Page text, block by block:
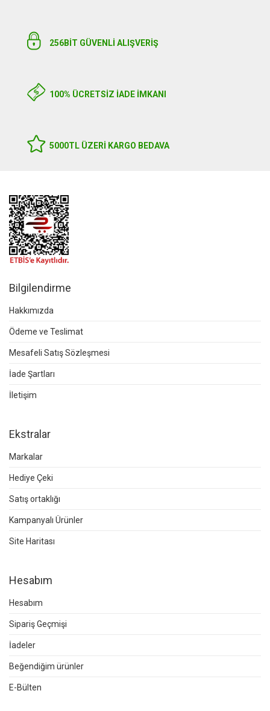
256BIT GÜVENLİ ALIŞVERİŞ
100% ÜCRETSİZ İADE İMKANI
5000TL ÜZERI KARGO BEDAVA
Bilgilendirme
Hakkımızda
Ödeme ve Teslimat
Mesafeli Satış Sözleşmesi
İade Şartları
İletişim
Ekstralar
Markalar
Hediye Çeki
Satış ortaklığı
Kampanyalı Ürünler
Site Haritası
Hesabım
Hesabım
Sipariş Geçmişi
İadeler
Beğendiğim ürünler
E-Bülten